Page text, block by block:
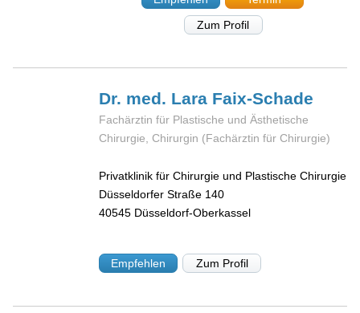
Zum Profil
Dr. med. Lara Faix-Schade
Fachärztin für Plastische und Ästhetische
Chirurgie, Chirurgin (Fachärztin für Chirurgie)
Privatklinik für Chirurgie und Plastische Chirurgie
Düsseldorfer Straße 140
40545 Düsseldorf-Oberkassel
Empfehlen Zum Profil